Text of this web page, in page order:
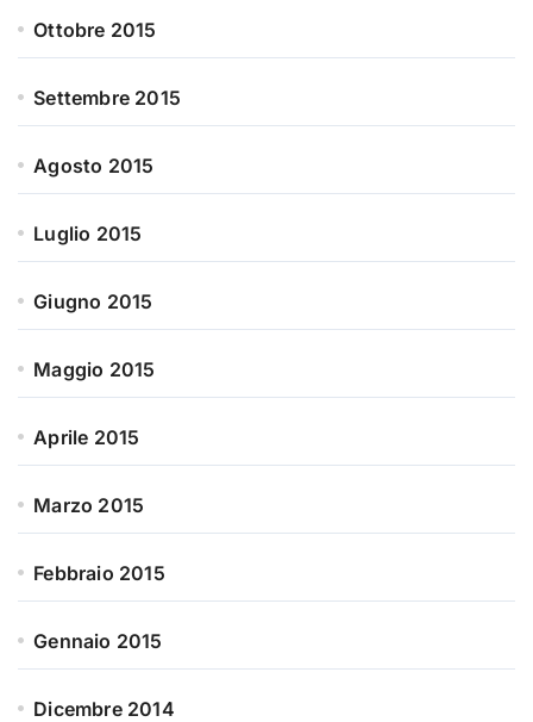
Ottobre 2015
Settembre 2015
Agosto 2015
Luglio 2015
Giugno 2015
Maggio 2015
Aprile 2015
Marzo 2015
Febbraio 2015
Gennaio 2015
Dicembre 2014